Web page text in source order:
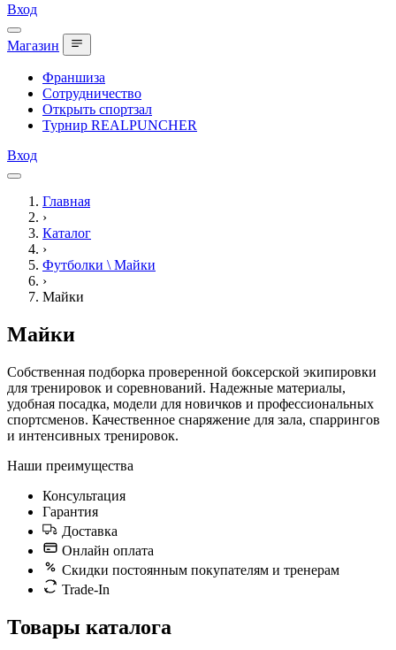
Вход
Магазин
Франшиза
Сотрудничество
Открыть спортзал
Турнир REALPUNCHER
Вход
Главная
›
Каталог
›
Футболки \ Майки
›
Майки
Майки
Собственная подборка проверенной боксерской экипировки
для тренировок и соревнований. Надежные материалы,
удобная посадка, модели для новичков и профессиональных
спортсменов. Качественное снаряжение для зала, спаррингов
и интенсивных тренировок.
Наши преимущества
Консультация
Гарантия
Доставка
Онлайн оплата
Скидки постоянным покупателям и тренерам
Trade-In
Товары каталога